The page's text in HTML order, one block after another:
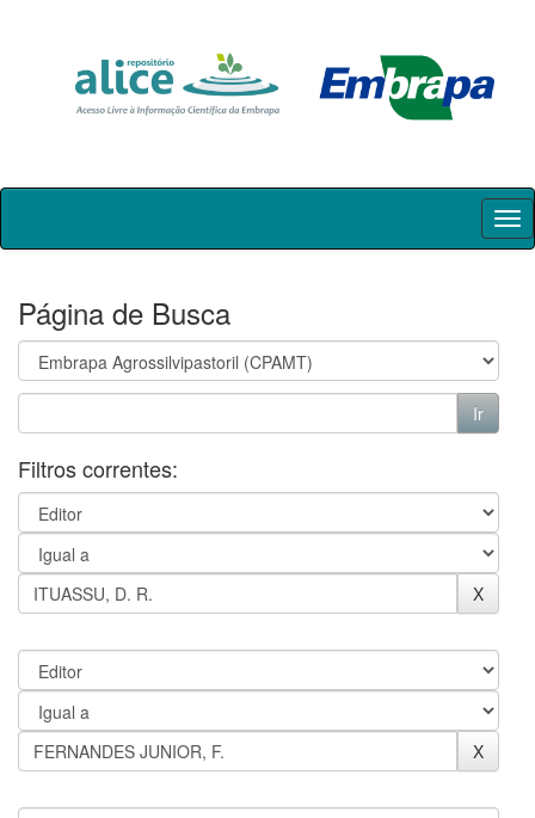
Skip
Página de Busca
Filtros correntes: